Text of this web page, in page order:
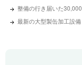
整備の行き届いた
最新の大型製缶加工設備